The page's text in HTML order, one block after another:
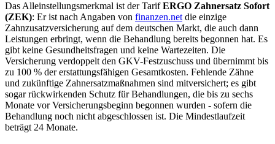
Das Alleinstellungsmerkmal ist der TarifERGO Zahnersatz Sofort
(ZEK): Er ist nach Angaben von finanzen.netdie einzige
Zahnzusatzversicherung auf dem deutschen Markt, die auch dann
Leistungen erbringt, wenn die Behandlung bereits begonnen hat. Es
gibt keine Gesundheitsfragen und keine Wartezeiten. Die
Versicherung verdoppelt den GKV-Festzuschuss und übernimmt bis
zu 100 % der erstattungsfähigen Gesamtkosten. Fehlende Zähne
und zukünftige Zahnersatzmaßnahmen sind mitversichert; es gibt
sogar rückwirkenden Schutz für Behandlungen, die bis zu sechs
Monate vor Versicherungsbeginn begonnen wurden - sofern die
Behandlung noch nicht abgeschlossen ist. Die Mindestlaufzeit
beträgt 24 Monate.